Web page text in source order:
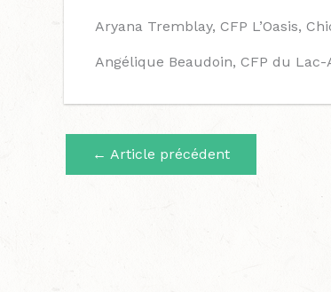
Aryana Tremblay, CFP L’Oasis,
Angélique Beaudoin, CFP du
← Article précédent